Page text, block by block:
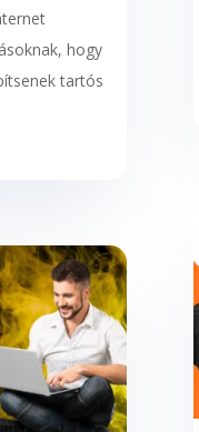
hogy
tartós